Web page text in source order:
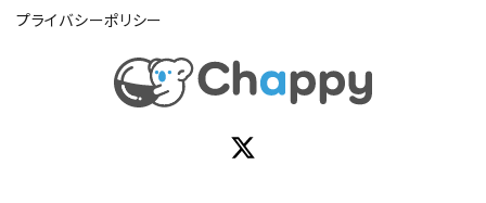
プライバシーポリシー